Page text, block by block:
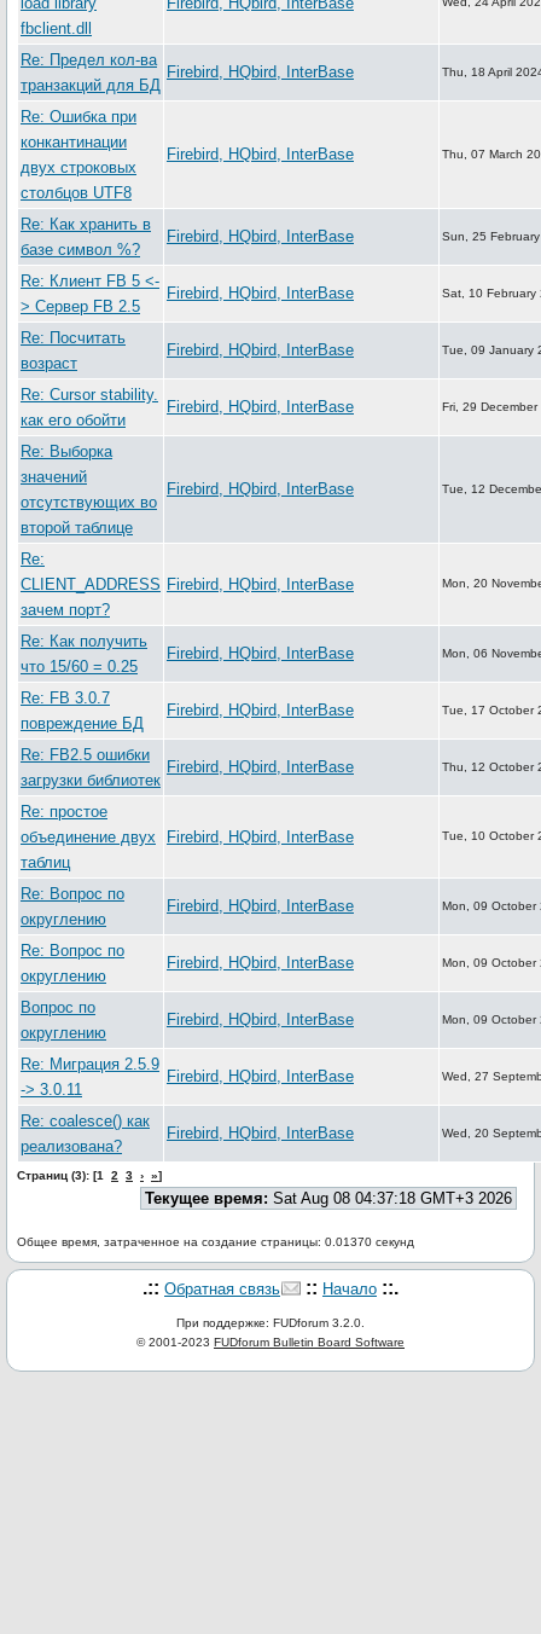
fbclient.dll
Re: Предел кол-ва
транзакций для БД
Firebird, HQbird, InterBase Thu, 18 April
Re: Ошибка при
конкантинации
двух строковых
столбцов UTF8
Firebird, HQbird, InterBase Thu, 07 March
Re: Как хранить в
базе символ %?
Firebird, HQbird, InterBase Sun, 25
Re: Клиент FB 5 <-
> Сервер FB 2.5
Firebird, HQbird, InterBase Sat, 10 February
Re: Посчитать
возраст
Firebird, HQbird, InterBase Tue, 09 January
Re: Cursor stability.
как его обойти
Firebird, HQbird, InterBase Fri, 29
Re: Выборка
значений
отсутствующих во
второй таблице
Firebird, HQbird, InterBase Tue, 12
Re:
CLIENT_ADDRESS
зачем порт?
Firebird, HQbird, InterBase Mon, 20
Re: Как получить
что 15/60 = 0.25
Firebird, HQbird, InterBase Mon, 06
Re: FB 3.0.7
повреждение БД
Firebird, HQbird, InterBase Tue, 17 October
Re: FB2.5 ошибки
загрузки библиотек
Firebird, HQbird, InterBase Thu, 12 October
Re: простое
объединение двух
таблиц
Firebird, HQbird, InterBase Tue, 10 October
Re: Вопрос по
округлению
Firebird, HQbird, InterBase Mon, 09 October
Re: Вопрос по
округлению
Firebird, HQbird, InterBase Mon, 09 October
Вопрос по
округлению
Firebird, HQbird, InterBase Mon, 09 October
Re: Миграция 2.5.9
-> 3.0.11
Firebird, HQbird, InterBase Wed, 27
Re: coalesce() как
реализована?
Firebird, HQbird, InterBase Wed, 20
Страниц (3): [1 2 3 › »]
Текущее время: Sat Aug 08 04:37:18 GMT+3 2026
Общее время, затраченное на создание страницы: 0.01370 секунд
.:: Обратная связь :: Начало ::.
При поддержке: FUDforum 3.2.0.
© 2001-2023 FUDforum Bulletin Board Software